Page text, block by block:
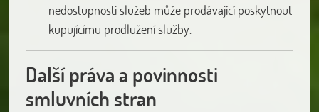
nedostupnosti služeb může prodávající poskytnout
kupujícímu prodlužení služby.
Další práva a povinnosti
smluvních stran